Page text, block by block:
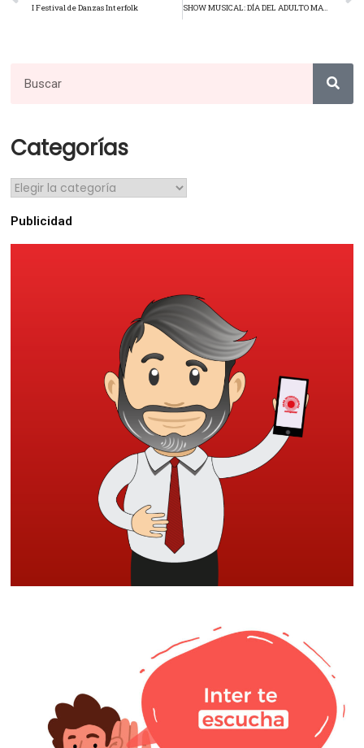
I Festival de Danzas Interfolk SHOW MUSICAL: DÍA DEL ADULTO MAYOR
Categorías
Publicidad